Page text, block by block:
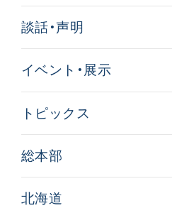
談話・声明
イベント・展示
トピックス
総本部
北海道